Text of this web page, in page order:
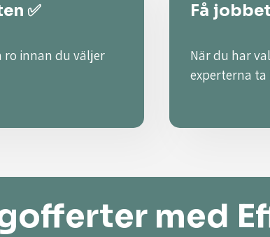
✅
ro innan du väljer
Få
När du har
experterna
med